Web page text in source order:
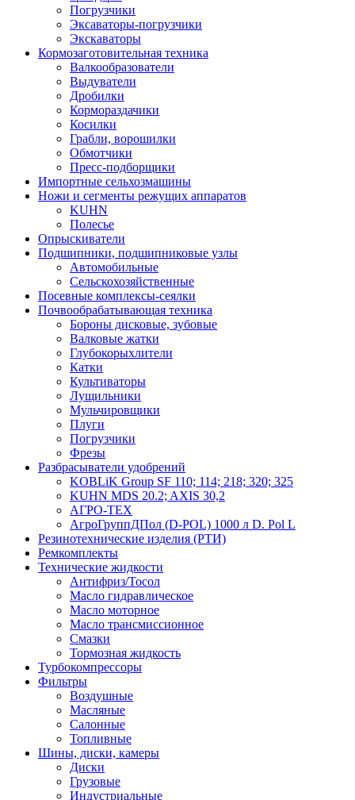
Погрузчики
Эксаваторы-погрузчики
Экскаваторы
Кормозаготовительная техника
Валкообразователи
Выдуватели
Дробилки
Кормораздачики
Косилки
Грабли, ворошилки
Обмотчики
Пресс-подборщики
Импортные сельхозмашины
Ножи и сегменты режущих аппаратов
KUHN
Полесье
Опрыскиватели
Подшипники, подшипниковые узлы
Автомобильные
Сельскохозяйственные
Посевные комплексы-сеялки
Почвообрабатывающая техника
Бороны дисковые, зубовые
Валковые жатки
Глубокорыхлители
Катки
Культиваторы
Лущильники
Мульчировщики
Плуги
Погрузчики
Фрезы
Разбрасыватели удобрений
KOBLiK Group SF 110; 114; 218; 320; 325
KUHN MDS 20.2; AXIS 30,2
АГРО-ТЕХ
АгроГруппДПол (D-POL) 1000 л D. Pol L
Резинотехнические изделия (РТИ)
Ремкомплекты
Технические жидкости
Антифриз/Тосол
Масло гидравлическое
Масло моторное
Масло трансмиссионное
Смазки
Тормозная жидкость
Турбокомпрессоры
Фильтры
Воздушные
Масляные
Салонные
Топливные
Шины, диски, камеры
Диски
Грузовые
Индустриальные